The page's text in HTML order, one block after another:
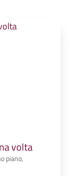
volta
piano,